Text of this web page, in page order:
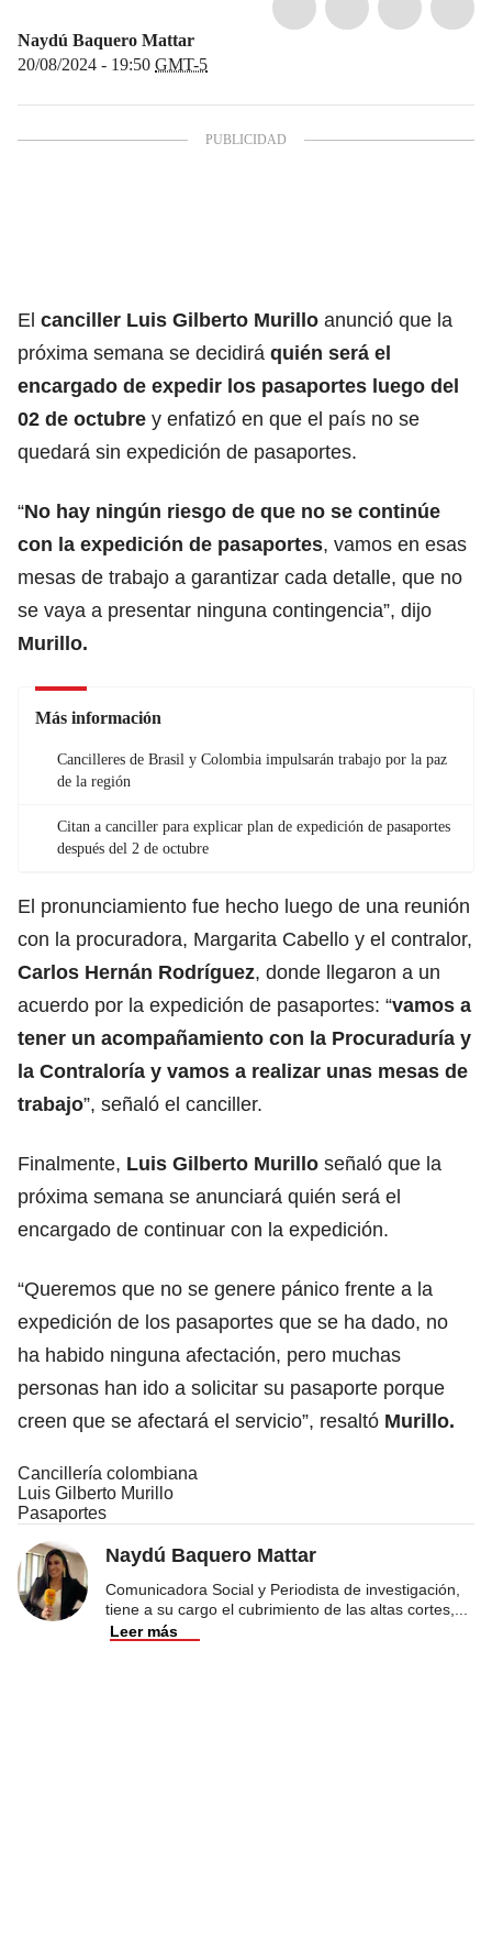
Naydú Baquero Mattar
20/08/2024 - 19:50 GMT-5
El canciller Luis Gilberto Murillo anunció que la
próxima semana se decidirá quién será el
encargado de expedir los pasaportes luego del
02 de octubre y enfatizó en que el país no se
quedará sin expedición de pasaportes.
“No hay ningún riesgo de que no se continúe
con la expedición de pasaportes, vamos en esas
mesas de trabajo a garantizar cada detalle, que no
se vaya a presentar ninguna contingencia”, dijo
Murillo.
Más información
Cancilleres de Brasil y Colombia impulsarán trabajo por la paz
de la región
Citan a canciller para explicar plan de expedición de pasaportes
después del 2 de octubre
El pronunciamiento fue hecho luego de una reunión
con la procuradora, Margarita Cabello y el contralor,
Carlos Hernán Rodríguez, donde llegaron a un
acuerdo por la expedición de pasaportes: “vamos a
tener un acompañamiento con la Procuraduría y
la Contraloría y vamos a realizar unas mesas de
trabajo”, señaló el canciller.
Finalmente, Luis Gilberto Murillo señaló que la
próxima semana se anunciará quién será el
encargado de continuar con la expedición.
“Queremos que no se genere pánico frente a la
expedición de los pasaportes que se ha dado, no
ha habido ninguna afectación, pero muchas
personas han ido a solicitar su pasaporte porque
creen que se afectará el servicio”, resaltó Murillo.
Cancillería colombiana
Luis Gilberto Murillo
Pasaportes
Naydú Baquero Mattar
Comunicadora Social y Periodista de investigación,
tiene a su cargo el cubrimiento de las altas cortes,
Leer más